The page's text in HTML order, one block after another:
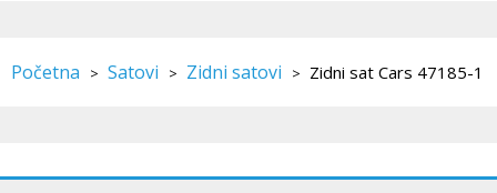
Početna > Satovi > Zidni satovi > Zidni sat Cars 47185-1